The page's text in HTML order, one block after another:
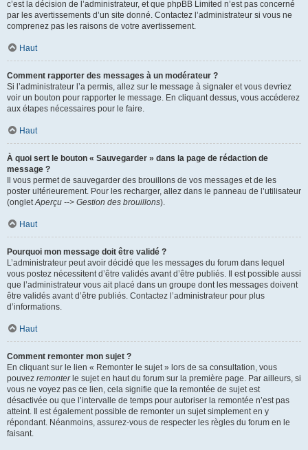
c’est la décision de l’administrateur, et que phpBB Limited n’est pas concerné
par les avertissements d’un site donné. Contactez l’administrateur si vous ne
comprenez pas les raisons de votre avertissement.
Haut
Comment rapporter des messages à un modérateur ?
Si l’administrateur l’a permis, allez sur le message à signaler et vous devriez
voir un bouton pour rapporter le message. En cliquant dessus, vous accéderez
aux étapes nécessaires pour le faire.
Haut
À quoi sert le bouton « Sauvegarder » dans la page de rédaction de
message ?
Il vous permet de sauvegarder des brouillons de vos messages et de les
poster ultérieurement. Pour les recharger, allez dans le panneau de l’utilisateur
(ongletAperçu --> Gestion des brouillons).
Haut
Pourquoi mon message doit être validé ?
L’administrateur peut avoir décidé que les messages du forum dans lequel
vous postez nécessitent d’être validés avant d’être publiés. Il est possible aussi
que l’administrateur vous ait placé dans un groupe dont les messages doivent
être validés avant d’être publiés. Contactez l’administrateur pour plus
d’informations.
Haut
Comment remonter mon sujet ?
En cliquant sur le lien « Remonter le sujet » lors de sa consultation, vous
pouvez remonterle sujet en haut du forum sur la première page. Par ailleurs, si
vous ne voyez pas ce lien, cela signifie que la remontée de sujet est
désactivée ou que l’intervalle de temps pour autoriser la remontée n’est pas
atteint. Il est également possible de remonter un sujet simplement en y
répondant. Néanmoins, assurez-vous de respecter les règles du forum en le
faisant.